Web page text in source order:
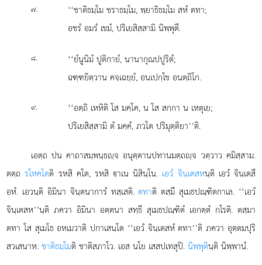
๗.
‘‘ชาติธมฺโม ชราธมฺโม, พฺยาธิธมฺโม สหํ ตทา;
อชรํ อมรํ เขมํ, ปริเยสิสฺสามิ นิพฺพุตึ.
๘.
‘‘ยํนูนิมํ ปูติกายํ, นานากุณปปูริตํ;
ฉฑฺฑยิตฺวาน คจฺเฉยฺยํ, อนเปกฺโข อนตฺถิโก.
๙.
‘‘อตฺถิ เหหิติ โส มคฺโค, น โส สกฺกา น เหตุเย;
ปริเยสิสฺสามิ ตํ มคฺคํ, ภวโต ปริมุตฺติยา’’ติ.
เอตฺถ ปน คาถาสมฺพนฺธฺจ อนุตฺตานปทานมตฺถฺจ วตฺวาว คมิสฺสาม.
ตตฺถรโหคโตติ รหสิ คโต, รหสิ าเน นิสินฺโน. เอวํ จินฺเตสหนฺติ เอวํ จินฺเตสึ
อหํ. เอวนฺติ อิมินา จินฺตนาการํ ทสฺเสติ.ตทาติ ตสฺมึ สุเมธปณฺฑิตกาเล. ‘‘เอวํ
จินฺเตสห’’นฺติ ภควา อิมินา อตฺตนา สทฺธึ สุเมธปณฺฑิตํ เอกตฺตํ กโรติ. ตสฺมา
ตทา โส สุเมโธ อหเมวาติ ปกาเสนฺโต ‘‘เอวํ จินฺเตสหํ ตทา’’ติ ภควา อุตฺตมปุริ
สวเสนาห.ชาติธมฺโมติ ชาติสภาโว. เอส นโย เสสปเทสุปิ.นิพฺพุตินฺติ นิพฺพานํ.